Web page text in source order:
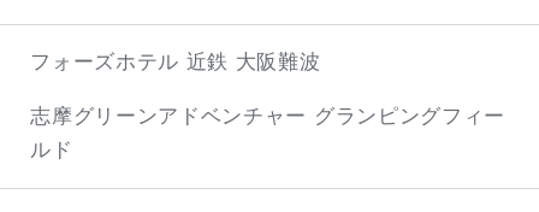
フォーズホテル 近鉄 大阪難波
志摩グリーンアドベンチャー グランピングフィー
ルド